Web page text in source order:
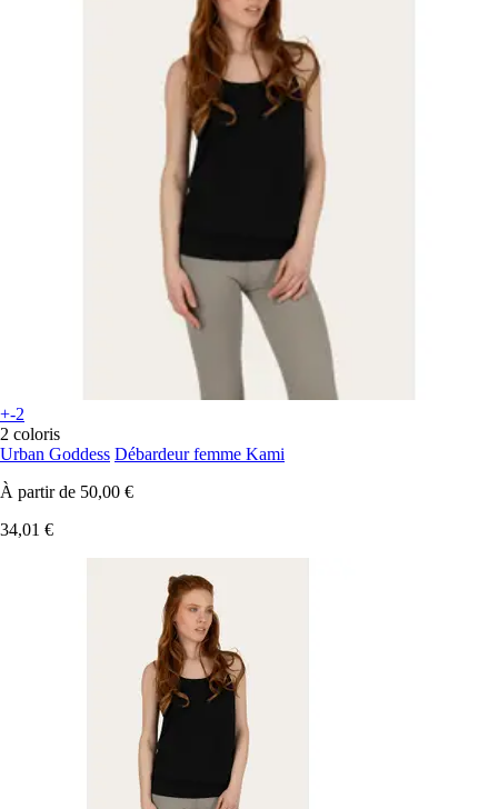
+-2
2 coloris
Urban Goddess Débardeur femme Kami
À partir de 50,00 €
34,01 €